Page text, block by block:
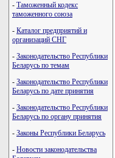
- Таможенный кодекс
таможенного союза
- Каталог предприятий и
организаций СНГ
- Законодательство Республики
Беларусь по темам
- Законодательство Республики
Беларусь по дате принятия
- Законодательство Республики
Беларусь по органу принятия
- Законы Республики Беларусь
- Новости законодательства